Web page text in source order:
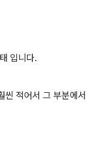
입니다.
씬 적어서 그 부분에서